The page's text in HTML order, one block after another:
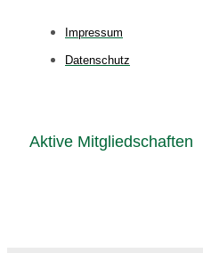
Impressum
Datenschutz
Aktive Mitgliedschaften